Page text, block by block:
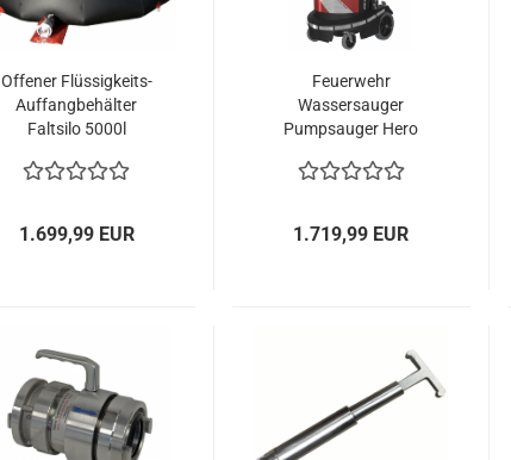
Offener Flüssigkeits-
Auffangbehälter
Faltsilo 5000l
Storz A
1.699,99 EUR
Feuerwehr
Wassersauger
Pumpsauger Hero
Storzkupplung
1.719,99 EUR